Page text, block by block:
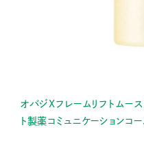
オバジXフレームリフトム
ト製薬コミュニケーションコ